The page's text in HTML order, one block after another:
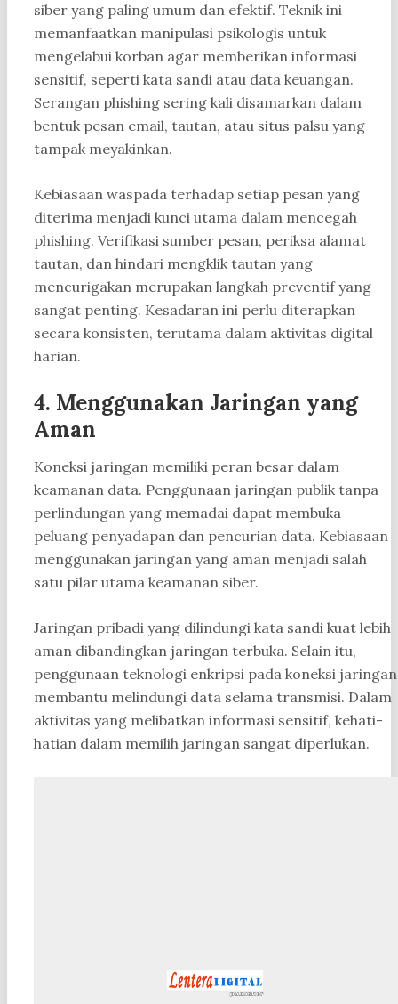
siber yang paling umum dan efektif. Teknik ini
memanfaatkan manipulasi psikologis untuk
mengelabui korban agar memberikan informasi
sensitif, seperti kata sandi atau data keuangan.
Serangan phishing sering kali disamarkan dalam
bentuk pesan email, tautan, atau situs palsu yang
tampak meyakinkan.
Kebiasaan waspada terhadap setiap pesan yang
diterima menjadi kunci utama dalam mencegah
phishing. Verifikasi sumber pesan, periksa alamat
tautan, dan hindari mengklik tautan yang
mencurigakan merupakan langkah preventif yang
sangat penting. Kesadaran ini perlu diterapkan
secara konsisten, terutama dalam aktivitas digital
harian.
4. Menggunakan Jaringan yang
Aman
Koneksi jaringan memiliki peran besar dalam
keamanan data. Penggunaan jaringan publik tanpa
perlindungan yang memadai dapat membuka
peluang penyadapan dan pencurian data. Kebiasaan
menggunakan jaringan yang aman menjadi salah
satu pilar utama keamanan siber.
Jaringan pribadi yang dilindungi kata sandi kuat lebih
aman dibandingkan jaringan terbuka. Selain itu,
penggunaan teknologi enkripsi pada koneksi jaringan
membantu melindungi data selama transmisi. Dalam
aktivitas yang melibatkan informasi sensitif, kehati-
hatian dalam memilih jaringan sangat diperlukan.